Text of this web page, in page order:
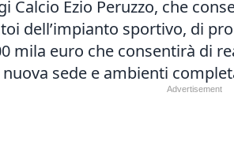
Calcio Ezio Peruzzo, che
dell’impianto sportivo, di
mila euro che consentirà di
sede e ambienti